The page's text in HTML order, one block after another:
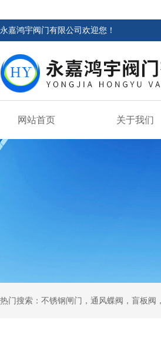
永嘉鸿宇阀门有限公司欢迎您！
网站首页 关于我们
热门搜索：不锈钢闸门，通风蝶阀，盲板